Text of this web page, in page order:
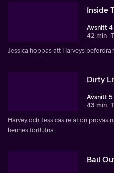
Inside
Avsnitt 4
42 min
Jessica hoppas att Harveys
Dirty
Avsnitt 5
43 min
Harvey och Jessicas relation prövas
hennes förflutna.
Bail